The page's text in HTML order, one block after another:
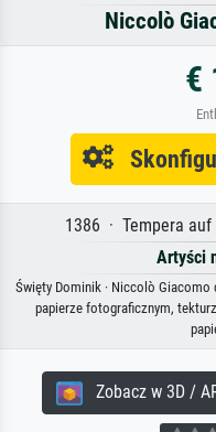
Niccolò
€
1386 · Tempera
Artyści
Święty Dominik · Niccolò Giacomo
papierze fotograficznym,
Zobacz w 3D /